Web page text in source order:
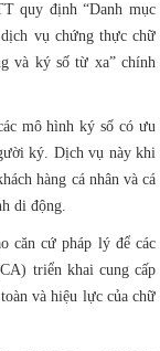
quy định “Danh mục
vụ chứng thực chữ
và ký số từ xa” chính
mô hình ký số có ưu
ký. Dịch vụ này khi
hàng cá nhân và cá
di động.
căn cứ pháp lý để các
triển khai cung cấp
và hiệu lực của chữ